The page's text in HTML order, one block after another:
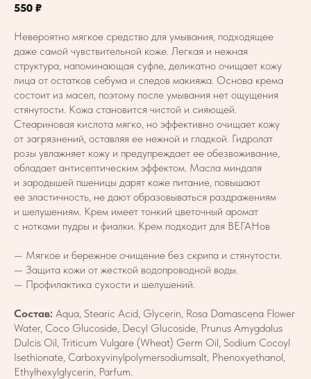
550 ₽
Невероятно мягкое средство для умывания, подходящее
даже самой чувствительной коже. Легкая и нежная
структура, напоминающая суфле, деликатно очищает кожу
лица от остатков себума и следов макияжа. Основа крема
состоит из масел, поэтому после умывания нет ощущения
стянутости. Кожа становится чистой и сияющей.
Стеариновая кислота мягко, но эффективно очищает кожу
от загрязнений, оставляя ее нежной и гладкой. Гидролат
розы увлажняет кожу и предупреждает ее обезвоживание,
обладает антисептическим эффектом. Масла миндаля
и зародышей пшеницы дарят коже питание, повышают
ее эластичность, не дают образовываться раздражениям
и шелушениям. Крем имеет тонкий цветочный аромат
с нотками пудры и фиалки. Крем подходит для ВЕГАНов
— Мягкое и бережное очищение без скрипа и стянутости.
— Защита кожи от жесткой водопроводной воды.
— Профилактика сухости и шелушений.
Состав: Aqua, Stearic Acid, Glycerin, Rosa Damascena Flower
Water, Coco Glucoside, Decyl Glucoside, Prunus Amygdalus
Dulcis Oil, Triticum Vulgare (Wheat) Germ Oil, Sodium Cocoyl
Isethionate, Carboxyvinylpolymersodiumsalt, Phenoxyethanol,
Ethylhexylglycerin, Parfum.